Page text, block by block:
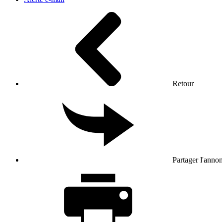
Retour
Partager